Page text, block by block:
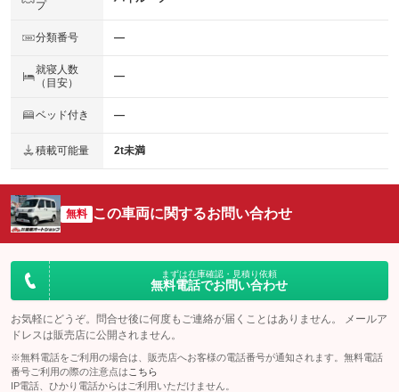
プ
分類番号 ―
就寝人数
（目安）
―
ベッド付き ―
積載可能量 2t未満
無料 この車両に関するお問い合わせ
まずは在庫確認・見積り依頼
無料電話でお問い合わせ
お気軽にどうぞ。問合せ後に何度もご連絡が届くことはありません。 メールア
ドレスは販売店に公開されません。
※無料電話をご利用の場合は、販売店へお客様の電話番号が通知されます。無料電話
番号ご利用の際の注意点は こちら
IP電話、ひかり電話からはご利用いただけません。